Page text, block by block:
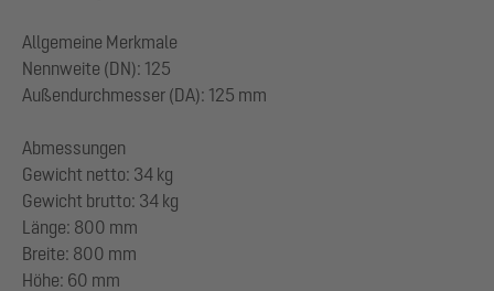
Allgemeine Merkmale
Nennweite (DN): 125
Außendurchmesser (DA): 125 mm
Abmessungen
Gewicht netto: 34 kg
Gewicht brutto: 34 kg
Länge: 800 mm
Breite: 800 mm
Höhe: 60 mm